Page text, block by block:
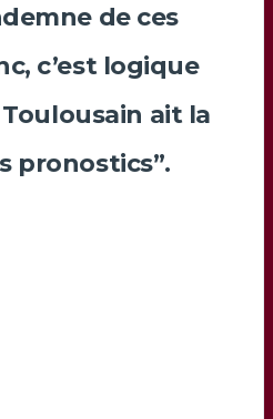
de ces
c’est logique
ait la
pronostics”.